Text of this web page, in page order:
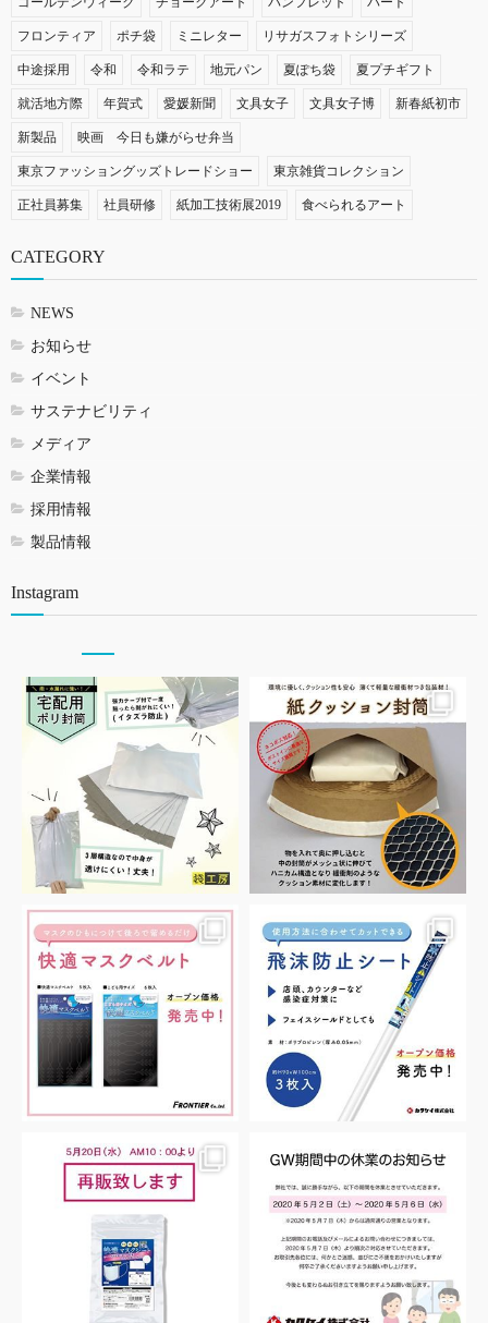
フロンティア ポチ袋 ミニレター リサガスフォトシリーズ
中途採用 令和 令和ラテ 地元パン 夏ぽち袋 夏プチギフト
就活地方際 年賀式 愛媛新聞 文具女子 文具女子博 新春紙初市
新製品 映画 今日も嫌がらせ弁当
東京ファッショングッズトレードショー 東京雑貨コレクション
正社員募集 社員研修 紙加工技術展2019 食べられるアート
CATEGORY
NEWS
お知らせ
イベント
サステナビリティ
メディア
企業情報
採用情報
製品情報
Instagram